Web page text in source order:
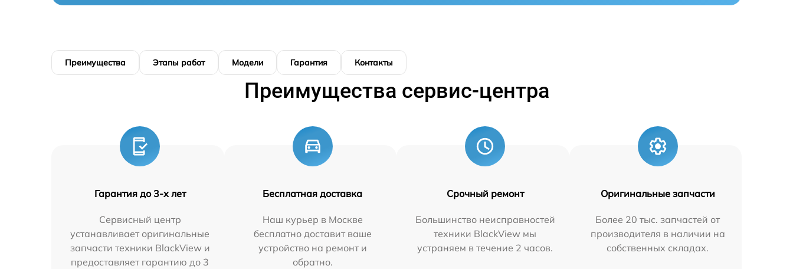
Преимущества Этапы работ Модели Гарантия Контакты
Преимущества сервис-центра
Гарантия до 3-х лет
Сервисный центр
устанавливает оригинальные
запчасти техники BlackView и
предоставляет гарантию до 3
Бесплатная доставка
Наш курьер в Москве
бесплатно доставит ваше
устройство на ремонт и
обратно.
Срочный ремонт
Большинство неисправностей
техники BlackView мы
устраняем в течение 2 часов.
Оригинальные запчасти
Более 20 тыс. запчастей от
производителя в наличии на
собственных складах.